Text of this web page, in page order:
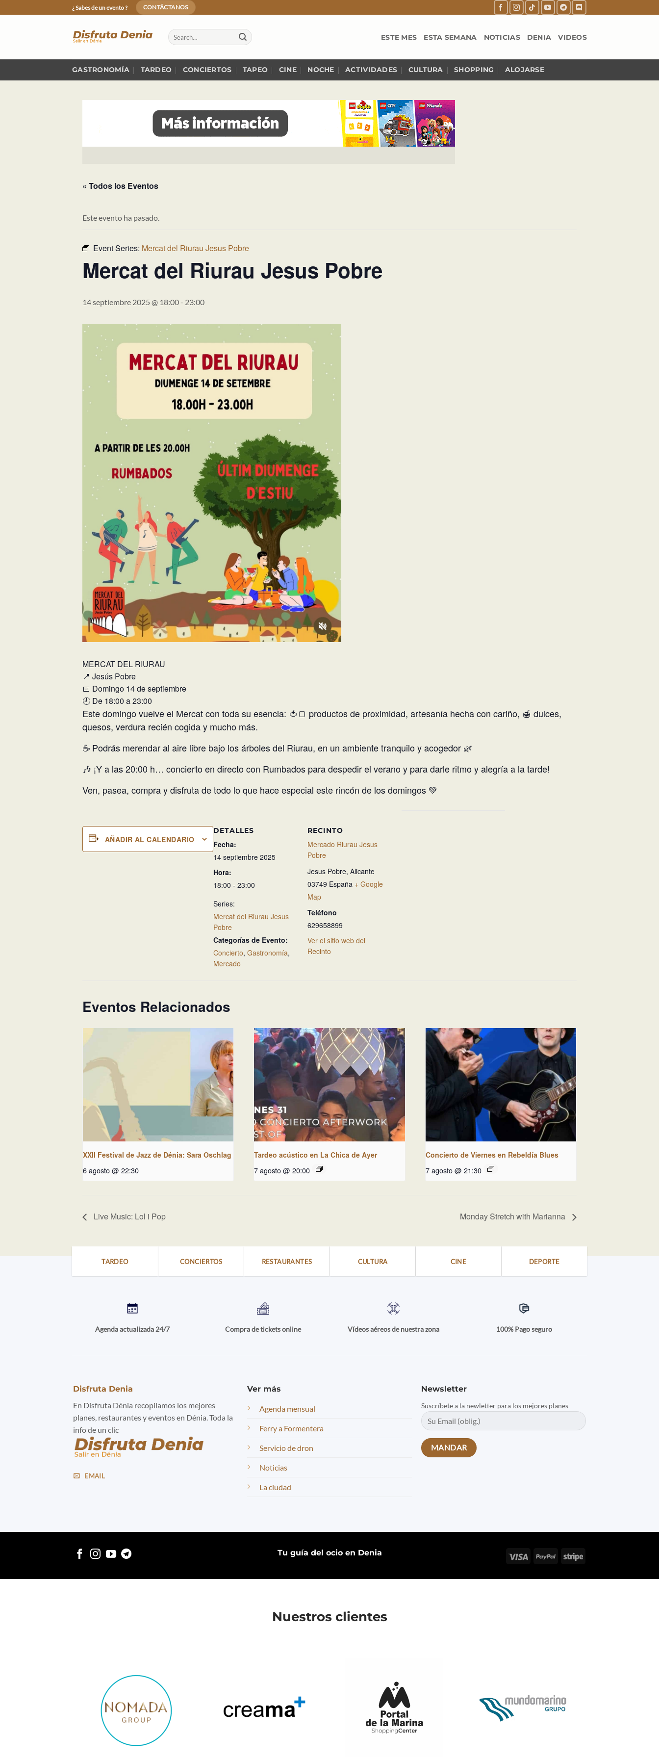
to
¿ Sabes de un evento ? CONTÁCTANOS
ESTE MES ESTA SEMANA NOTICIAS DENIA VIDEOS
GASTRONOMÍA TARDEO CONCIERTOS TAPEO CINE NOCHE ACTIVIDADES CULTURA SHOPPING ALOJARSE
« Todos los Eventos
Este evento ha pasado.
Event Series: Mercat del Riurau Jesus Pobre
Mercat del Riurau Jesus Pobre
14 septiembre 2025 @ 18:00- 23:00
MERCAT DEL RIURAU
📍 Jesús Pobre
📅 Domingo 14 de septiembre
🕘 De 18:00 a 23:00
Este domingo vuelve el Mercat con toda su esencia: 🍅🍞 productos de proximidad, artesanía hecha con cariño, 🍯 dulces,
quesos, verdura recién cogida y mucho más.
☕ Podrás merendar al aire libre bajo los árboles del Riurau, en un ambiente tranquilo y acogedor 🌿
🎶 ¡Y a las 20:00 h… concierto en directo con Rumbados para despedir el verano y para darle ritmo y alegría a la tarde!
Ven, pasea, compra y disfruta de todo lo que hace especial este rincón de los domingos 💚
AÑADIR AL CALENDARIO
DETALLES
Fecha:
14 septiembre 2025
Hora:
18:00 - 23:00
Series:
Mercat del Riurau Jesus
Pobre
Categorías de Evento:
Concierto,Gastronomía,
Mercado
RECINTO
Mercado Riurau Jesus
Pobre
Jesus Pobre, Alicante
03749 España + Google
Map
Teléfono
629658899
Ver el sitio web del
Recinto
Eventos Relacionados
XXII Festival de Jazz de Dénia: Sara Oschlag
6 agosto @ 22:30
Tardeo acústico en La Chica de Ayer
7 agosto @ 20:00
Concierto de Viernes en Rebeldía Blues
7 agosto @ 21:30
Live Music: Lol i Pop Monday Stretch with Marianna
TARDEO CONCIERTOS RESTAURANTES CULTURA CINE DEPORTE
Agenda actualizada 24/7 Compra de tickets online Vídeos aéreos de nuestra zona 100% Pago seguro
Disfruta Denia
En Disfruta Dénia recopilamos los mejores
planes, restaurantes y eventos en Dénia. Toda la
info de un clic
EMAIL
Ver más
Agenda mensual
Ferry a Formentera
Servicio de dron
Noticias
La ciudad
Newsletter
Suscríbete a la newletter para los mejores planes
Tu guía del ocio en Denia Visa PayPal Stripe
Nuestros clientes